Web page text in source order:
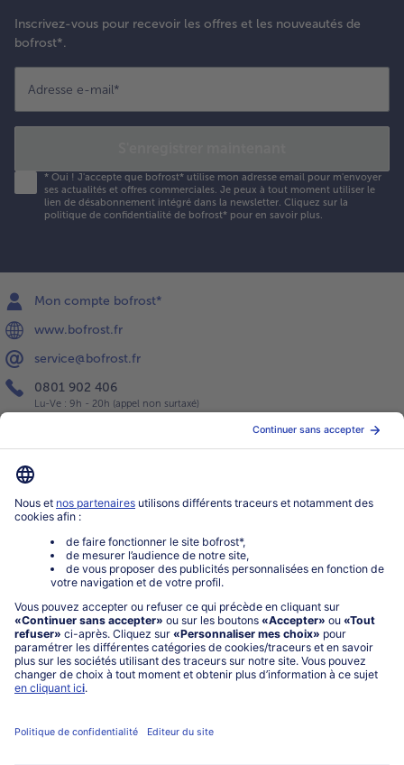
Inscrivez-vous pour recevoir les offres et les nouveautés de
bofrost*.
Adresse e-mail*
* Oui ! J'accepte que bofrost* utilise mon adresse email pour m'envoyer
ses actualités et offres commerciales. Je peux à tout moment utiliser le
lien de désabonnement intégré dans la newsletter. Cliquez sur la
politique de confidentialité de bofrost* pour en savoir plus.
Mon compte bofrost*
www.bofrost.fr
service@bofrost.fr
0801 902 406
Lu-Ve : 9h - 20h (appel non surtaxé)
Service
À propos de bofrost*